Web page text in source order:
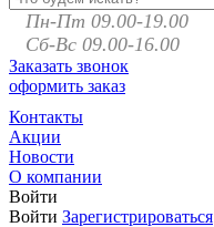
Пн-Пт 09.00-19.00
Сб-Вс 09.00-16.00
Заказать звонок
оформить заказ
Контакты
Акции
Новости
О компании
Войти
Войти Зарегистрироваться